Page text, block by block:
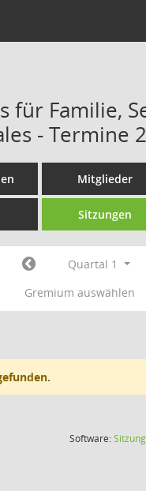
für Familie,
- Termine
Mitglieder
Sitzungen
Quartal 1
Gremium auswählen
Software: